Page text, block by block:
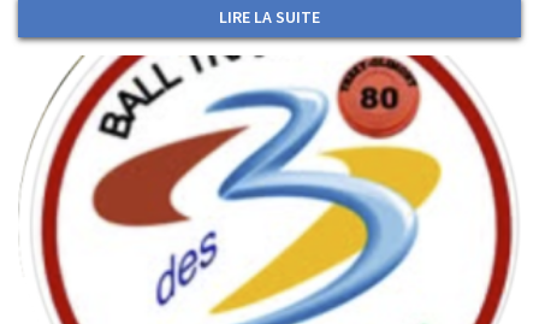
LIRE LA SUITE